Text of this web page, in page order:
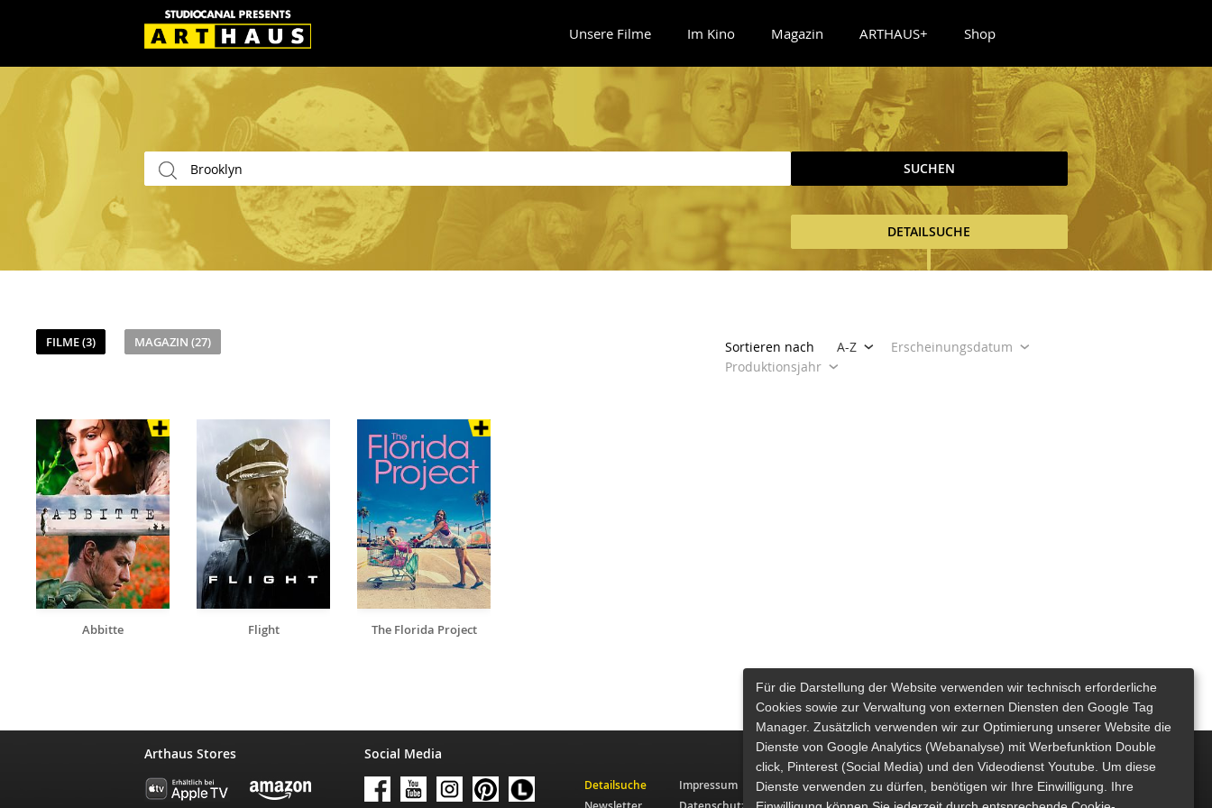
Unsere Filme Im Kino Magazin ARTHAUS+ Shop
SUCHEN
DETAILSUCHE
FILME (3) MAGAZIN (27) Sortieren nach A-Z
Erscheinungsdatum
Produktionsjahr
Abbitte Flight The Florida Project
Arthaus Stores Social Media
Detailsuche
Impressum
Für die Darstellung der Website verwenden wir technisch erforderliche
Cookies sowie zur Verwaltung von externen Diensten den Google Tag
Manager. Zusätzlich verwenden wir zur Optimierung unserer Website die
Dienste von Google Analytics (Webanalyse) mit Werbefunktion Double
click, Pinterest (Social Media) und den Videodienst Youtube. Um diese
Dienste verwenden zu dürfen, benötigen wir Ihre Einwilligung. Ihre